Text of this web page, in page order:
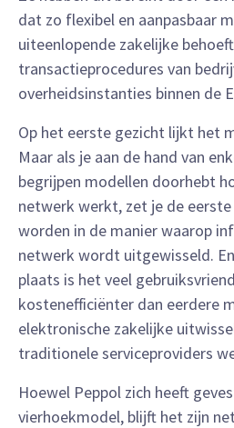
dat zo flexibel en aanpasbaar
uiteenlopende zakelijke
transactieprocedures van
overheidsinstanties binnen de
Op het eerste gezicht lijkt het
Maar als je aan de hand van
begrijpen modellen doorhebt
netwerk werkt, zet je de
worden in de manier waarop
netwerk wordt uitgewisseld.
plaats is het veel
kostenefficiënter dan eerdere
elektronische zakelijke
traditionele serviceproviders
Hoewel Peppol zich heeft
vierhoekmodel, blijft het zijn